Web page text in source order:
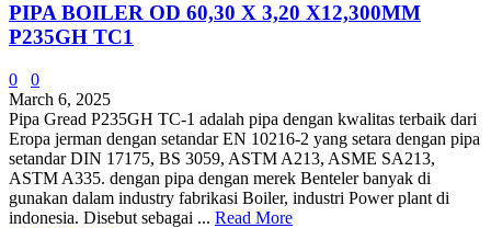
PIPA BOILER OD 60,30 X 3,20 X12,300MM
P235GH TC1
0
0
March 6, 2025
Pipa Gread P235GH TC-1 adalah pipa dengan kwalitas terbaik dari
Eropa jerman dengan setandar EN 10216-2 yang setara dengan pipa
setandar DIN 17175, BS 3059, ASTM A213, ASME SA213,
ASTM A335. dengan pipa dengan merek Benteler banyak di
gunakan dalam industry fabrikasi Boiler, industri Power plant di
indonesia. Disebut sebagai ... Read More